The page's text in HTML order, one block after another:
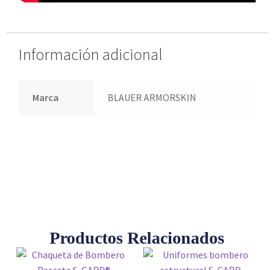
Información adicional
Marca BLAUER ARMORSKIN
Productos Relacionados